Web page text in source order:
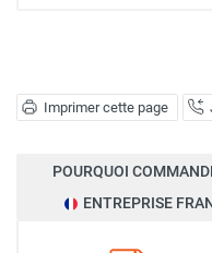
Imprimer cette page
POURQUOI
ENTREPRISE